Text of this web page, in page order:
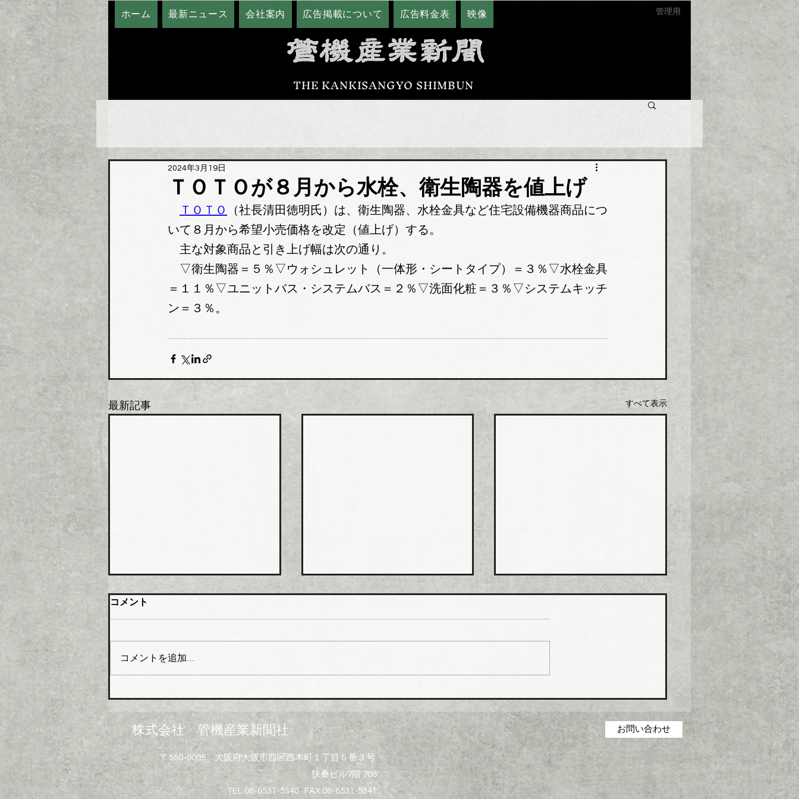
ホーム 最新ニュース 会社案内 広告掲載について 広告料金表 映像
THE KANKISANGYO SHIMBUN
管理用
ＴＯＴＯが８月から水栓、衛生陶器を値上げ
2024年3月19日
ＴＯＴＯ
（社長清田徳明氏）は、衛生陶器、水栓金具など住宅設備機器商品につ
いて８月から希望小売価格を改定（値上げ）する。
主な対象商品と引き上げ幅は次の通り。
▽衛生陶器＝５％▽ウォシュレット（一体形・シートタイプ）＝３％▽水栓金具
＝１１％▽ユニットバス・システムバス＝２％▽洗面化粧＝３％▽システムキッチ
ン＝３％。
最新記事 すべて表示
橋本総業 新関西配送センタ
ー開設
貞一氏）はこのほど関西№１の
在庫アイテムと物流体制の強化
た倉庫を移転し新関西配送セン
ターとして業務を開始した。
新関西配送センターは、地上５
階建（倉庫部分４層）鉄骨造で
敷地面積は約３６０２坪、延床
面積は約７２９４坪。５階部分
にはイベントや勉強会などを開
日本継手 管継手など９月か
手やコア継手、ステンレスねじ
各種管継手と関連部材について
価格改定を実施する。 管継手
類の原材料、副資材の調達コス
トの高騰に加えて、エネルギー
コストの上昇やその他の資材価
格、輸送コストなど間接費用も
増大しており、企業努力だけで
積水化学工業 強化プラ複合
上げ
０月１日出荷分から１０％以上
コメント
コメントを追加…
株式会社 管機産業新聞社 お問い合わせ
〒550-0005 大阪府大阪市西区西本町１丁目５番３号
扶桑ビル7階 706
TEL 06-6531-5340 FAX 06-6531-5341